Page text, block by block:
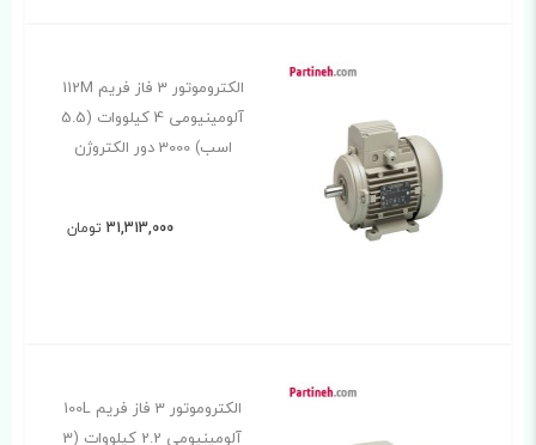
الکتروموتور 3 فاز فریم 112M
آلومینیومی 4 کیلووات (5.5
اسب) 3000 دور الکتروژن
31,313,000 تومان
الکتروموتور 3 فاز فریم 100L
آلومینیومی 2.2 کیلووات (3